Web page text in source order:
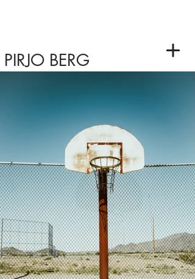
PIRJO BERG